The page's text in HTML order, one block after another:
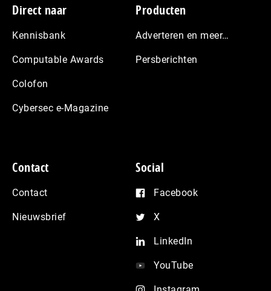
Footer
Direct naar
Kennisbank
Computable Awards
Colofon
Cybersec e-Magazine
Producten
Adverteren en meer…
Persberichten
Contact
Contact
Nieuwsbrief
Social
Facebook
X
LinkedIn
YouTube